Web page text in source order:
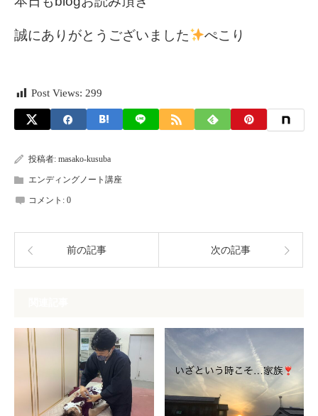
誠にありがとうございました ぺこり
Post Views: 299
投稿者: masako-kusuba
エンディングノート講座
コメント: 0
前の記事 次の記事